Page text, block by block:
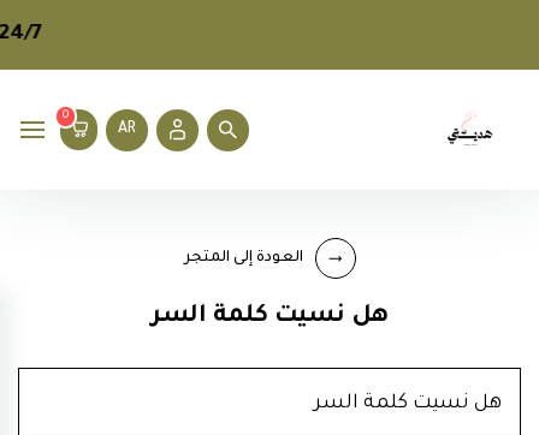
24/7
AR
0
العودة إلى المتجر
هل نسيت كلمة السر
هل نسيت كلمة السر